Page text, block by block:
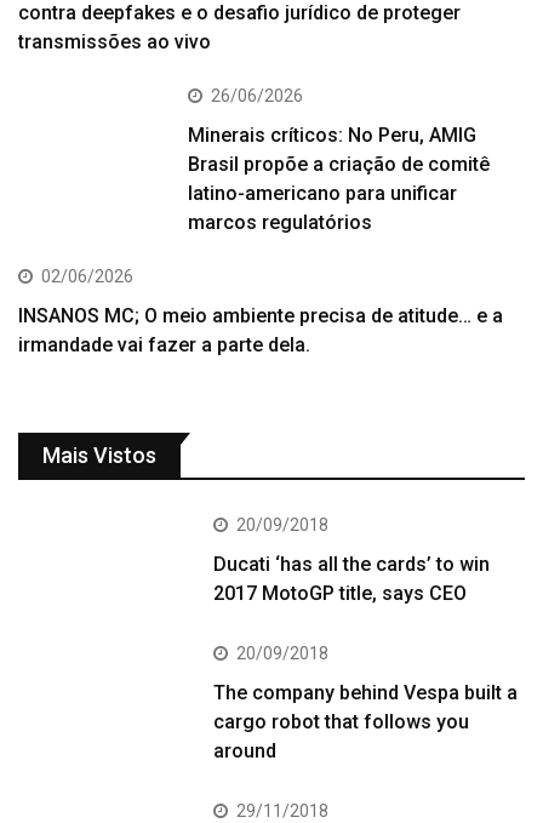
contra deepfakes e o desafio jurídico de proteger
transmissões ao vivo
26/06/2026
Minerais críticos: No Peru, AMIG
Brasil propõe a criação de comitê
latino-americano para unificar
marcos regulatórios
02/06/2026
INSANOS MC; O meio ambiente precisa de atitude… e a
irmandade vai fazer a parte dela.
Mais Vistos
20/09/2018
Ducati ‘has all the cards’ to win
2017 MotoGP title, says CEO
20/09/2018
The company behind Vespa built a
cargo robot that follows you
around
29/11/2018